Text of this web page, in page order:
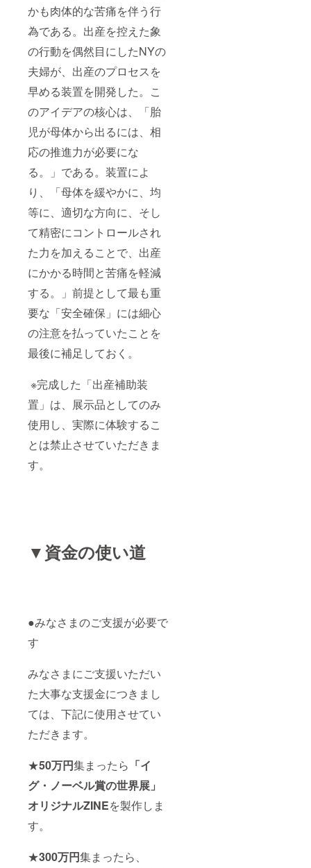
かも肉体的な苦痛を伴う行
為である。出産を控えた象
の行動を偶然目にしたNYの
夫婦が、出産のプロセスを
早める装置を開発した。こ
のアイデアの核心は、「胎
児が母体から出るには、相
応の推進力が必要にな
る。」である。装置によ
り、「母体を緩やかに、均
等に、適切な方向に、そし
て精密にコントロールされ
た力を加えることで、出産
にかかる時間と苦痛を軽減
する。」前提として最も重
要な「安全確保」には細心
の注意を払っていたことを
最後に補足しておく。
※完成した「出産補助装
置」は、展示品としてのみ
使用し、実際に体験するこ
とは禁止させていただきま
す。
▼資金の使い道
●みなさまのご支援が必要で
す
みなさまにご支援いただい
た大事な支援金につきまし
ては、下記に使用させてい
ただきます。
★50万円集まったら 「イ
グ・ノーベル賞の世界展」
オリジナルZINEを製作しま
す。
★300万円集まったら、